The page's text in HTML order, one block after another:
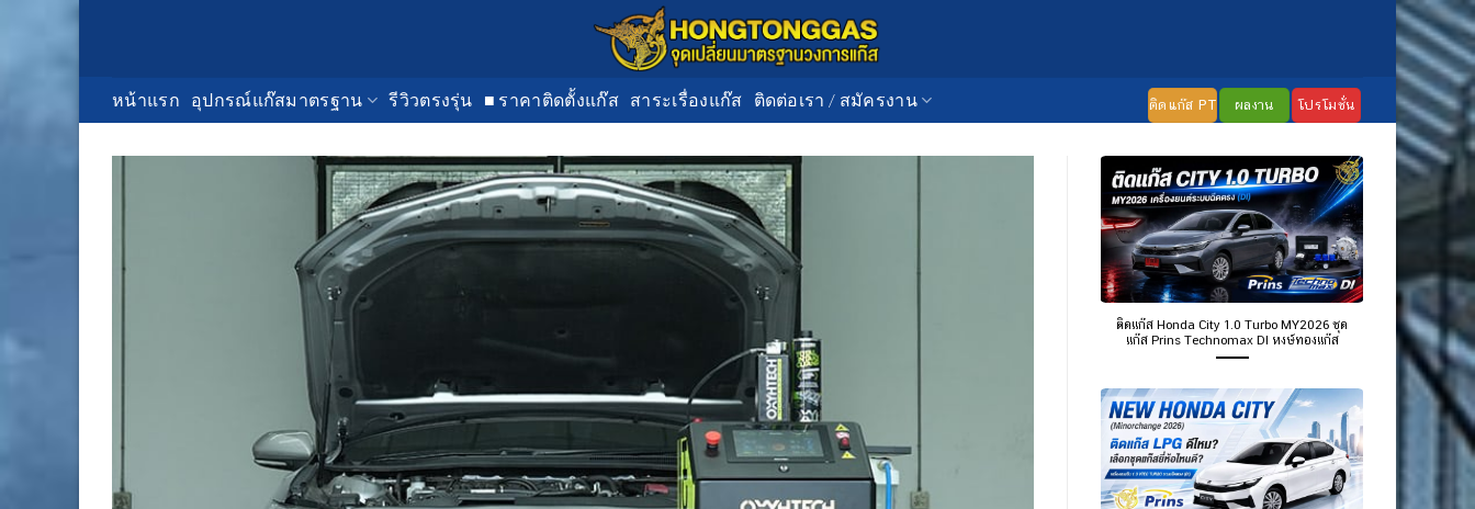
หน้าแรก
อุปกรณ์แก๊สมาตรฐาน รีวิวตรงรุ่น ■ ราคาติดตั้งแก๊ส สาระเรื่องแก๊ส ติดต่อเรา / สมัครงาน ติดแก๊ส PT ผลงาน โปรโมชั่น
ติดแก๊ส Honda City 1.0 Turbo MY2026 ชุด
แก๊ส Prins Technomax DI หงษ์ทองแก๊ส